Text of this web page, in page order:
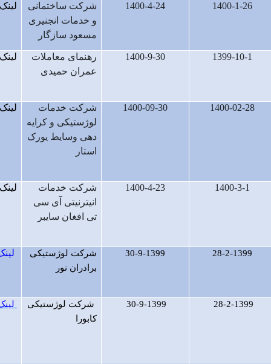
1400-1-26
1400-4-24
شرکت ساختمانی
و خدمات انجنیری
مسعود سازگار
1399-10-1
1400-9-30
رهنمای معاملات
عمران حمیدی
1400-02-28
1400-09-30
شرکت خدمات
لوژستیکی و کرایه
دهی وسایط یورک
استار
1400-3-1
1400-4-23
شرکت خدمات
انیترنیتی آی سی
تی افغان سایبر
28-2-1399
30-9-1399
شرکت لوژستیکی
برادران نور
28-2-1399
30-9-1399
شرکت لوژستیکی
کابورا